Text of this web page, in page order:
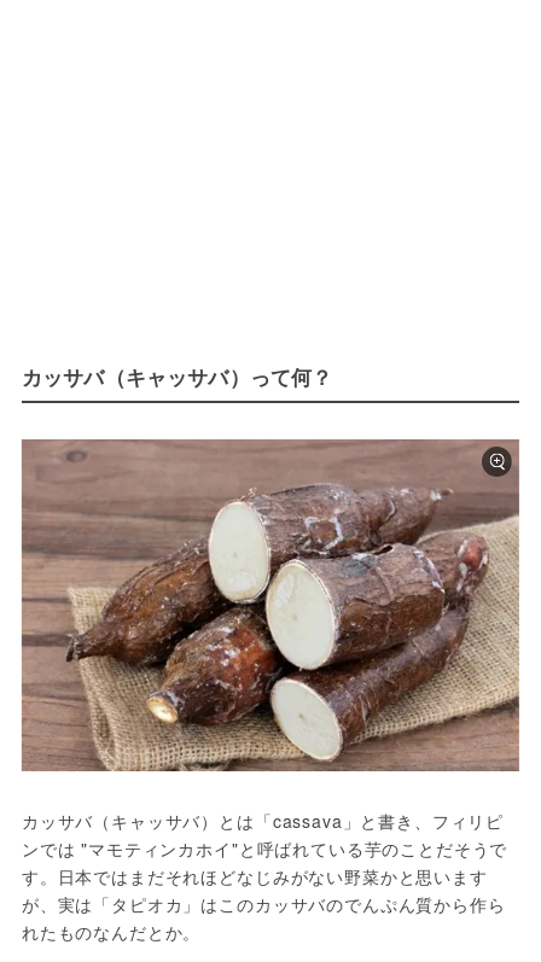
カッサバ（キャッサバ）って何？
カッサバ（キャッサバ）とは「cassava」と書き、フィリピ
ンでは "マモティンカホイ"と呼ばれている芋のことだそうで
す。日本ではまだそれほどなじみがない野菜かと思います
が、実は「タピオカ」はこのカッサバのでんぷん質から作ら
れたものなんだとか。